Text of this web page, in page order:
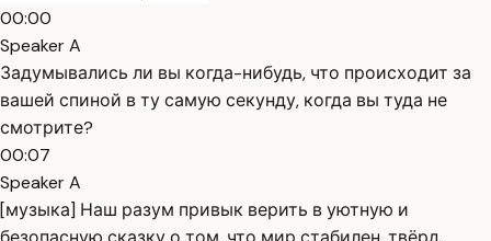
00:00
Speaker A
Задумывались ли вы когда-нибудь, что происходит за
вашей спиной в ту самую секунду, когда вы туда не
смотрите?
00:07
Speaker A
[музыка] Наш разум привык верить в уютную и